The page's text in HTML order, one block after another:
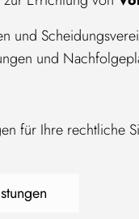
und
und
für Ihre rechtliche